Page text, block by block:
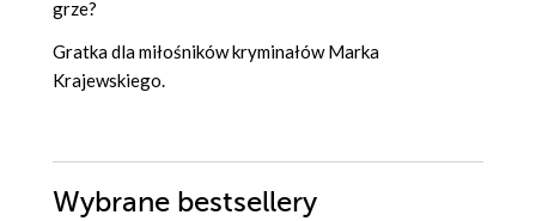
grze?
Gratka dla miłośników kryminałów Marka
Krajewskiego.
Wybrane bestsellery